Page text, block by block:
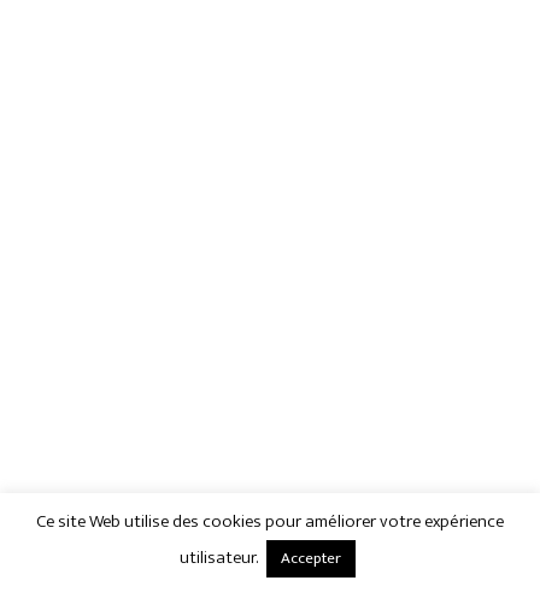
Ce site Web utilise des cookies pour améliorer votre expérience
utilisateur.
Accepter